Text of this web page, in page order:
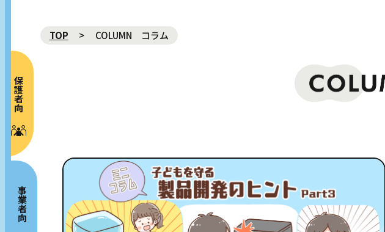
保護者向け
事業者向け
NEWS 新着
ABOUT プロジェクト概要
MOVIE 動画
GALLERY ギャラリー
RISK MAP リスクマップ
TOP COLUMN コラム